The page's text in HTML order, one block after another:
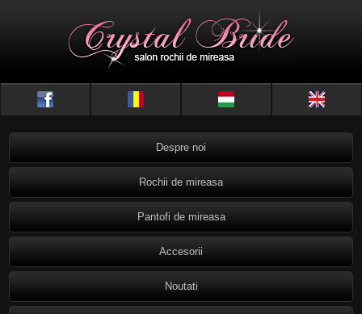
Despre noi
Rochii de mireasa
Pantofi de mireasa
Accesorii
Noutati